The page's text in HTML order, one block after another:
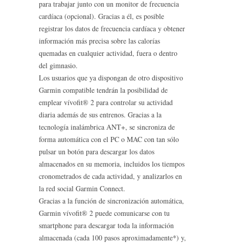
para trabajar junto con un monitor de frecuencia
cardíaca (opcional). Gracias a él, es posible
registrar los datos de frecuencia cardíaca y obtener
información más precisa sobre las calorías
quemadas en cualquier actividad, fuera o dentro
del gimnasio.
Los usuarios que ya dispongan de otro dispositivo
Garmin compatible tendrán la posibilidad de
emplear vívofit® 2 para controlar su actividad
diaria además de sus entrenos. Gracias a la
tecnología inalámbrica ANT+, se sincroniza de
forma automática con el PC o MAC con tan sólo
pulsar un botón para descargar los datos
almacenados en su memoria, incluidos los tiempos
cronometrados de cada actividad, y analizarlos en
la red social Garmin Connect.
Gracias a la función de sincronización automática,
Garmin vívofit® 2 puede comunicarse con tu
smartphone para descargar toda la información
almacenada (cada 100 pasos aproximadamente*) y,